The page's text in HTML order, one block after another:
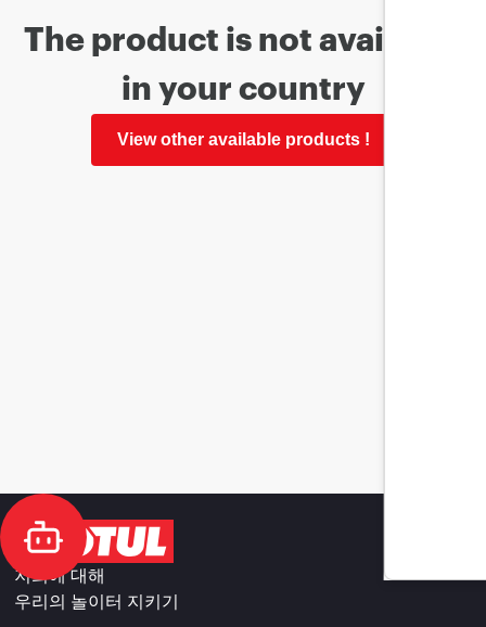
The product is not available
in your country
View other available products !
저희에 대해
우리의 놀이터 지키기